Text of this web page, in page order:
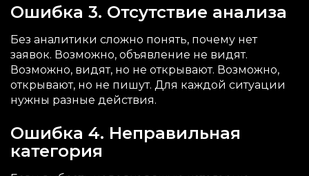
Ошибка 3. Отсутствие анализа
Без аналитики сложно понять, почему нет
заявок. Возможно, объявление не видят.
Возможно, видят, но не открывают. Возможно,
открывают, но не пишут. Для каждой ситуации
нужны разные действия.
Ошибка 4. Неправильная
категория